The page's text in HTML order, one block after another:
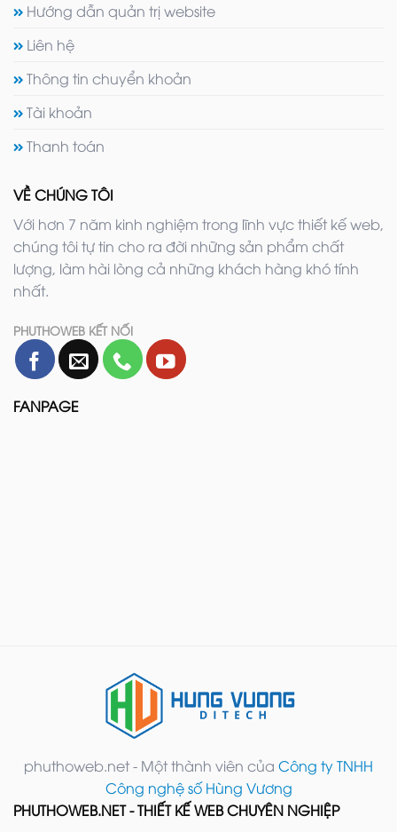
Hướng dẫn quản trị website
Liên hệ
Thông tin chuyển khoản
Tài khoản
Thanh toán
VỀ CHÚNG TÔI
Với hơn 7 năm kinh nghiệm trong lĩnh vực thiết kế web,
chúng tôi tự tin cho ra đời những sản phẩm chất
lượng, làm hài lòng cả những khách hàng khó tính
nhất.
PHUTHOWEB KẾT NỐI
FANPAGE
phuthoweb.net - Một thành viên của Công ty TNHH
Công nghệ số Hùng Vương
PHUTHOWEB.NET - THIẾT KẾ WEB CHUYÊN NGHIỆP